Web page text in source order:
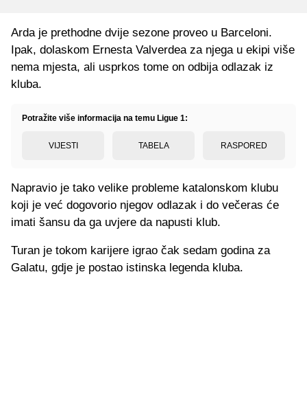
Arda je prethodne dvije sezone proveo u Barceloni.
Ipak, dolaskom Ernesta Valverdea za njega u ekipi više
nema mjesta, ali usprkos tome on odbija odlazak iz
kluba.
Potražite više informacija na temu Ligue 1:
VIJESTI TABELA RASPORED
Napravio je tako velike probleme katalonskom klubu
koji je već dogovorio njegov odlazak i do večeras će
imati šansu da ga uvjere da napusti klub.
Turan je tokom karijere igrao čak sedam godina za
Galatu, gdje je postao istinska legenda kluba.